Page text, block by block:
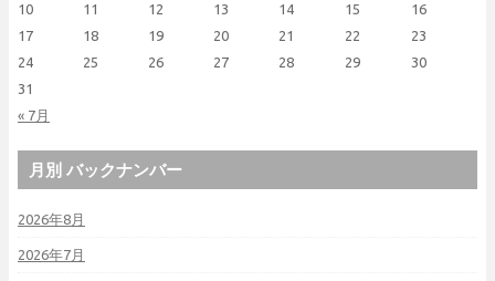
« 7月
10
11 12 13 14 15
16
17
18 19 20 21 22
23
24
25 26 27 28 29
30
31
月別 バックナンバー
2026年8月
2026年7月